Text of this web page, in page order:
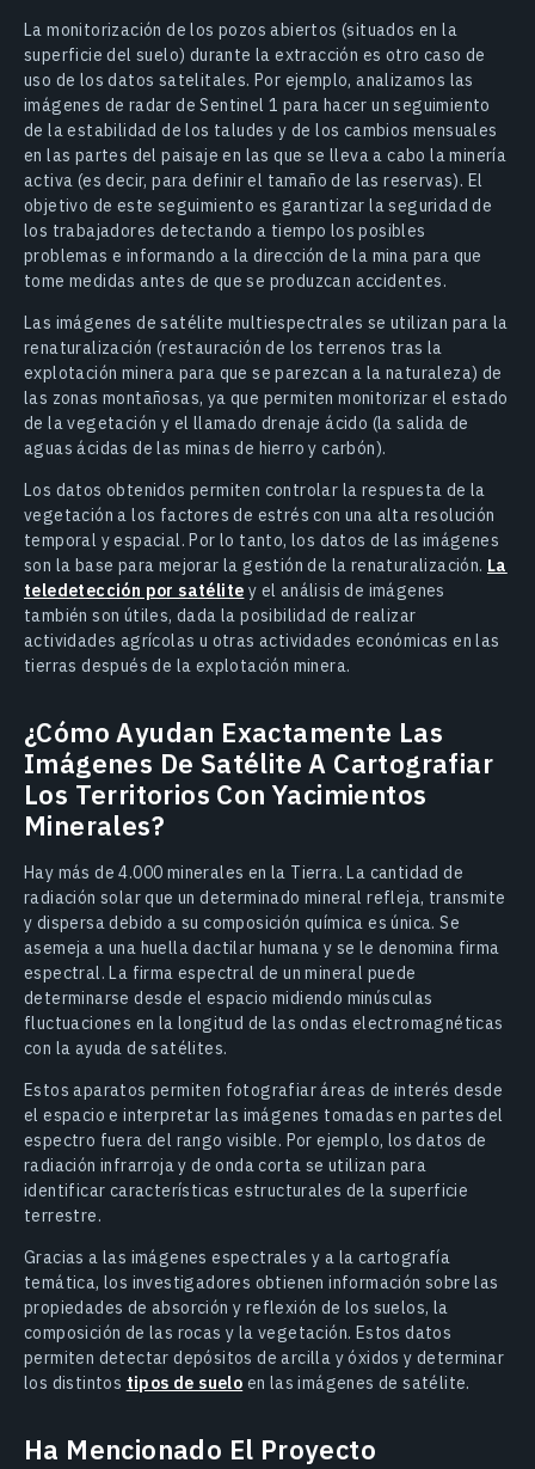
La monitorización de los pozos abiertos (situados en la
superficie del suelo) durante la extracción es otro caso de
uso de los datos satelitales. Por ejemplo, analizamos las
imágenes de radar de Sentinel 1 para hacer un seguimiento
de la estabilidad de los taludes y de los cambios mensuales
en las partes del paisaje en las que se lleva a cabo la minería
activa (es decir, para definir el tamaño de las reservas). El
objetivo de este seguimiento es garantizar la seguridad de
los trabajadores detectando a tiempo los posibles
problemas e informando a la dirección de la mina para que
tome medidas antes de que se produzcan accidentes.
Las imágenes de satélite multiespectrales se utilizan para la
renaturalización (restauración de los terrenos tras la
explotación minera para que se parezcan a la naturaleza) de
las zonas montañosas, ya que permiten monitorizar el estado
de la vegetación y el llamado drenaje ácido (la salida de
aguas ácidas de las minas de hierro y carbón).
Los datos obtenidos permiten controlar la respuesta de la
vegetación a los factores de estrés con una alta resolución
temporal y espacial. Por lo tanto, los datos de las imágenes
son la base para mejorar la gestión de la renaturalización. La
teledetección por satélite y el análisis de imágenes
también son útiles, dada la posibilidad de realizar
actividades agrícolas u otras actividades económicas en las
tierras después de la explotación minera.
¿Cómo Ayudan Exactamente Las
Imágenes De Satélite A Cartografiar
Los Territorios Con Yacimientos
Minerales?
Hay más de 4.000 minerales en la Tierra. La cantidad de
radiación solar que un determinado mineral refleja, transmite
y dispersa debido a su composición química es única. Se
asemeja a una huella dactilar humana y se le denomina firma
espectral. La firma espectral de un mineral puede
determinarse desde el espacio midiendo minúsculas
fluctuaciones en la longitud de las ondas electromagnéticas
con la ayuda de satélites.
Estos aparatos permiten fotografiar áreas de interés desde
el espacio e interpretar las imágenes tomadas en partes del
espectro fuera del rango visible. Por ejemplo, los datos de
radiación infrarroja y de onda corta se utilizan para
identificar características estructurales de la superficie
terrestre.
Gracias a las imágenes espectrales y a la cartografía
temática, los investigadores obtienen información sobre las
propiedades de absorción y reflexión de los suelos, la
composición de las rocas y la vegetación. Estos datos
permiten detectar depósitos de arcilla y óxidos y determinar
los distintos tipos de suelo en las imágenes de satélite.
Ha Mencionado El Proyecto